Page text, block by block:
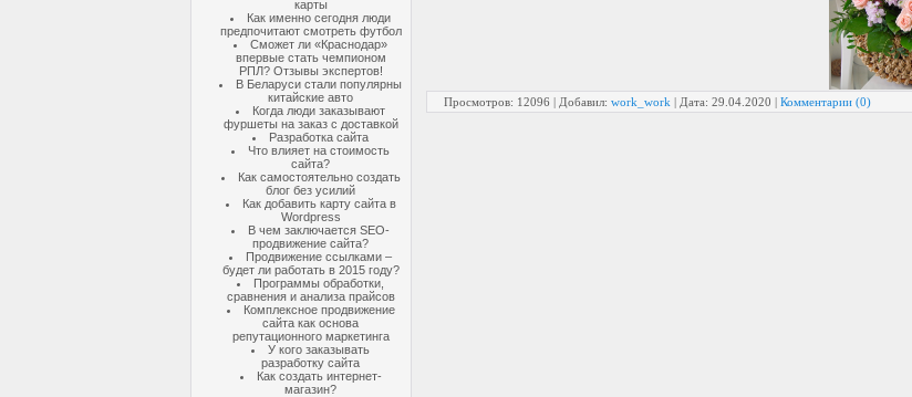
карты
Как именно сегодня люди
предпочитают смотреть футбол
Сможет ли «Краснодар»
впервые стать чемпионом
РПЛ? Отзывы экспертов!
В Беларуси стали популярны
китайские авто
Когда люди заказывают
фуршеты на заказ с доставкой
Разработка сайта
Что влияет на стоимость
сайта?
Как самостоятельно создать
блог без усилий
Как добавить карту сайта в
Wordpress
В чем заключается SEO-
продвижение сайта?
Продвижение ссылками –
будет ли работать в 2015 году?
Программы обработки,
сравнения и анализа прайсов
Комплексное продвижение
сайта как основа
репутационного маркетинга
У кого заказывать
разработку сайта
Как создать интернет-
магазин?
Просмотров: 12096 | Добавил: work_work | Дата: 29.04.2020 | Комментарии (0)